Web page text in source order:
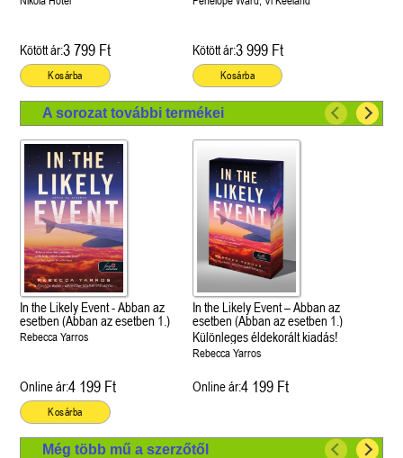
Kötött ár:3 799 Ft
Kosárba
randizzunk? 4.)
Kötött ár:3 999 Ft
Kosárba
A sorozat további termékei
In the Likely Event - Abban az
esetben (Abban az esetben 1.)
Rebecca Yarros
Online ár:4 199 Ft
Kosárba
In the Likely Event – Abban az
esetben (Abban az esetben 1.)
Különleges éldekorált kiadás!
Rebecca Yarros
Online ár:4 199 Ft
Még több mű a szerzőtől